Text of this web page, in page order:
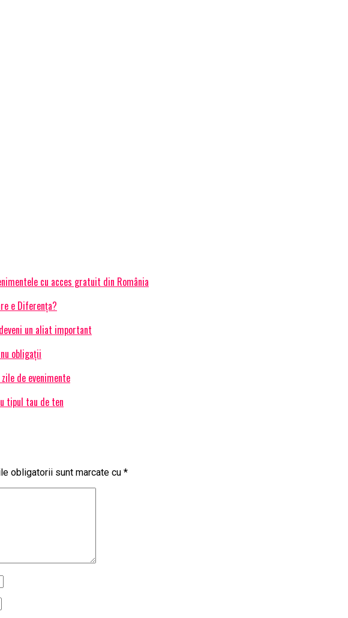
cu acces gratuit din România
e Diferența?
un aliat important
obligații
de evenimente
tipul tau de ten
obligatorii sunt marcate cu *